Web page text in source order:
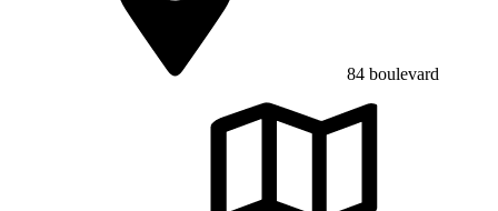
84 boulevard